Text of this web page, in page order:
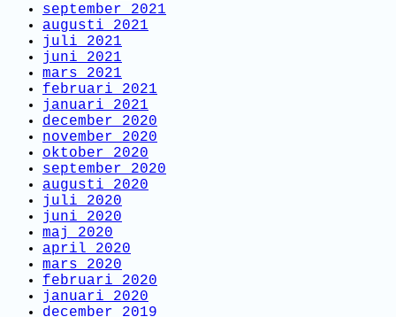
september 2021
augusti 2021
juli 2021
juni 2021
mars 2021
februari 2021
januari 2021
december 2020
november 2020
oktober 2020
september 2020
augusti 2020
juli 2020
juni 2020
maj 2020
april 2020
mars 2020
februari 2020
januari 2020
december 2019